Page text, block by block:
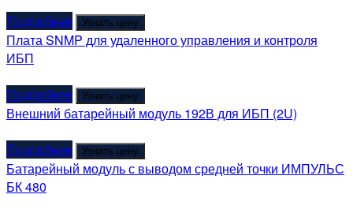
Подробнее
Узнать цену
Плата SNMP для удаленного управления и контроля
ИБП
Подробнее
Узнать цену
Внешний батарейный модуль 192В для ИБП (2U)
Подробнее
Узнать цену
Батарейный модуль с выводом средней точки ИМПУЛЬС
БК 480